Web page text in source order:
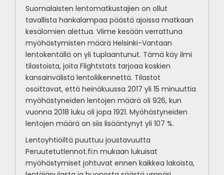
Suomalaisten lentomatkustajien on ollut
tavallista hankalampaa päästä ajoissa matkaan
kesälomien alettua. Viime kesään verrattuna
myöhästymisten määrä Helsinki-Vantaan
lentokentällä on yli tuplaantunut. Tämä käy ilmi
tilastoista, joita Flightstats tarjoaa koskien
kansainvälistä lentoliikennettä. Tilastot
osoittavat, että heinäkuussa 2017 yli 15 minuuttia
myöhästyneiden lentojen määrä oli 926, kun
vuonna 2018 luku oli jopa 1921. Myöhästyneiden
lentojen määrä on siis lisääntynyt yli 107 %.
Lentoyhtiöiltä puuttuu joustavuutta
Peruutetutlennot.fi:n mukaan lukuisat
myöhästymiset johtuvat ennen kaikkea lakoista,